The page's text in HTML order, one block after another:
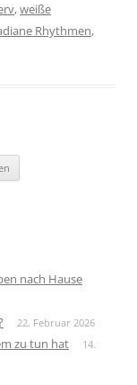
,weiße
Rhythmen,
nach Hause
22. Februar 2026
zu tun hat
14.